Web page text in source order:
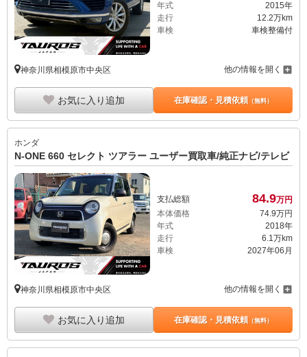
年式
2015年
走行
12.2万km
車検
車検整備付
神奈川県相模原市中央区 他の情報を開く
お気に入り追加 在庫確認・見積依頼（無料）
ホンダ
N-ONE 660 セレクト ツアラー ユーザー買取車/純正ナビ/テレビ
支払総額 84.9万円
本体価格
74. 9万円
年式
2018年
走行
6.1万km
車検
2027年06月
神奈川県相模原市中央区 他の情報を開く
お気に入り追加 在庫確認・見積依頼（無料）